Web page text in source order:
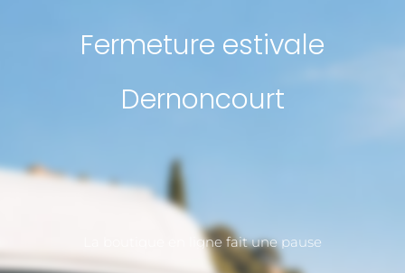
Fermeture estivale
Dernoncourt
La boutique en ligne fait une pause